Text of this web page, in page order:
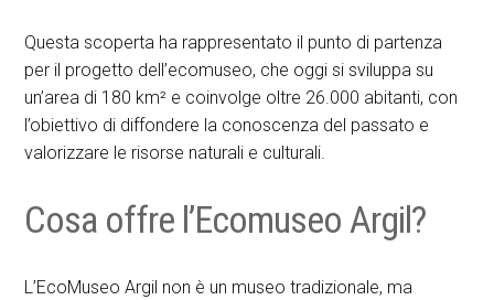
Questa scoperta ha rappresentato il punto di partenza
per il progetto dell’ecomuseo, che oggi si sviluppa su
un’area di 180 km² e coinvolge oltre 26.000 abitanti, con
l’obiettivo di diffondere la conoscenza del passato e
valorizzare le risorse naturali e culturali.
Cosa offre l’Ecomuseo Argil?
L’EcoMuseo Argil non è un museo tradizionale, ma